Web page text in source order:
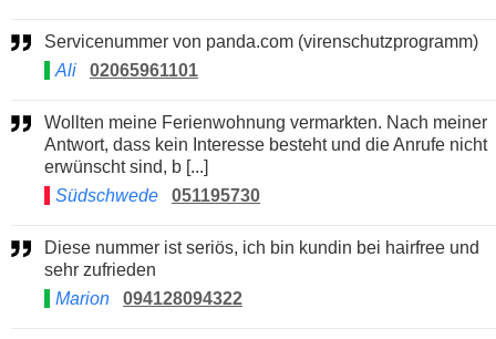
Servicenummer von panda.com (virenschutzprogramm)
Ali
02065961101
Wollten meine Ferienwohnung vermarkten. Nach meiner
Antwort, dass kein Interesse besteht und die Anrufe nicht
erwünscht sind, b [...]
Südschwede
051195730
Diese nummer ist seriös, ich bin kundin bei hairfree und
sehr zufrieden
Marion
094128094322